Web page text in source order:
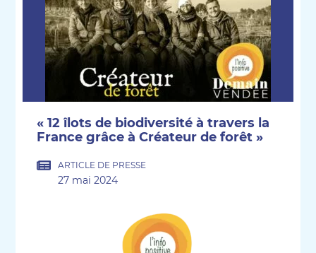
« 12 îlots de biodiversité à travers la
France grâce à Créateur de forêt »
ARTICLE DE PRESSE
27 mai 2024